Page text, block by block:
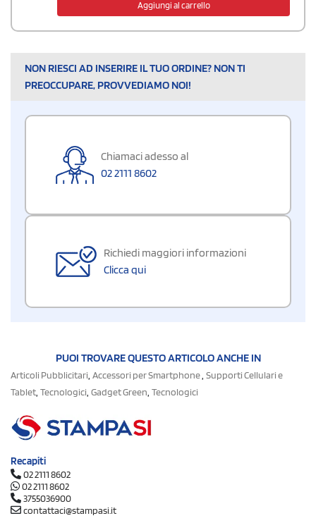
Aggiungi al carrello
NON RIESCI AD INSERIRE IL TUO ORDINE? NON TI
PREOCCUPARE, PROVVEDIAMO NOI!
Chiamaci adesso al
02 2111 8602
Richiedi maggiori informazioni
Clicca qui
PUOI TROVARE QUESTO ARTICOLO ANCHE IN
Articoli Pubblicitari, Accessori per Smartphone, Supporti Cellulari e
Tablet, Tecnologici, Gadget Green, Tecnologici
Recapiti
02 2111 8602
02 2111 8602
3755036900
contattaci@stampasi.it